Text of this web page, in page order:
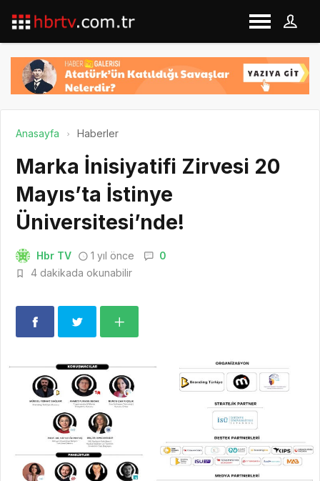
Anasayfa Haberler
Marka İnisiyatifi Zirvesi 20
Mayıs’ta İstinye
Üniversitesi’nde!
Hbr TV 1 yıl önce
0
4 dakikada okunabilir